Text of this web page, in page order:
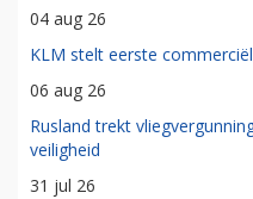
04 aug 26
KLM stelt eerste
06 aug 26
Rusland trekt
veiligheid
31 jul 26